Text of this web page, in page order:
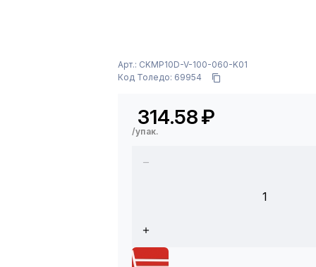
Арт.: CKMP10D-V-100-060-K01
Код Толедо: 69954
314.58₽
/упак.
1